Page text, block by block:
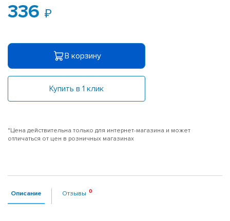
336
В корзину
Купить в 1 клик
*Цена действительна только для интернет-магазина и может
отличаться от цен в розничных магазинах
Описание Отзывы